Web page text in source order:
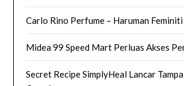
Carlo Rino Perfume – Haruman
Midea 99 Speed Mart Perluas Akses
Secret Recipe SimplyHeal Lancar